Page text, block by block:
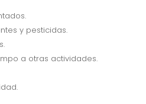
y pesticidas.
a otras actividades.